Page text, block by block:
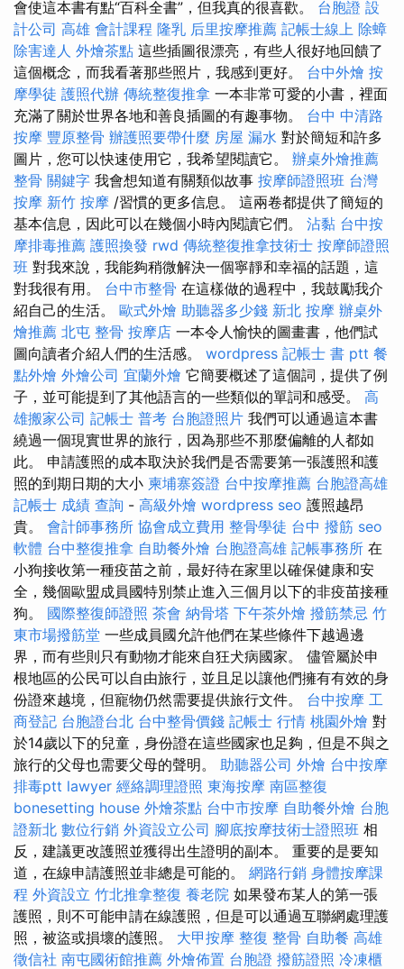
會使這本書有點“百科全書”，但我真的很喜歡。 台胞證 設
計公司 高雄 會計課程 隆乳 后里按摩推薦 記帳士線上 除蟑
除害達人 外燴茶點 這些插圖很漂亮，有些人很好地回饋了
這個概念，而我看著那些照片，我感到更好。 台中外燴 按
摩學徒 護照代辦 傳統整復推拿 一本非常可愛的小書，裡面
充滿了關於世界各地和善良插圖的有趣事物。 台中 中清路
按摩 豐原整骨 辦護照要帶什麼 房屋 漏水 對於簡短和許多
圖片，您可以快速使用它，我希望閱讀它。 辦桌外燴推薦
整骨 關鍵字 我會想知道有關類似故事 按摩師證照班 台灣
按摩 新竹 按摩 /習慣的更多信息。 這兩卷都提供了簡短的
基本信息，因此可以在幾個小時內閱讀它們。 沾黏 台中按
摩排毒推薦 護照換發 rwd 傳統整復推拿技術士 按摩師證照
班 對我來說，我能夠稍微解決一個寧靜和幸福的話題，這
對我很有用。 台中市整骨 在這樣做的過程中，我鼓勵我介
紹自己的生活。 歐式外燴 助聽器多少錢 新北 按摩 辦桌外
燴推薦 北屯 整骨 按摩店 一本令人愉快的圖畫書，他們試
圖向讀者介紹人們的生活感。 wordpress 記帳士 書 ptt 餐
點外燴 外燴公司 宜蘭外燴 它簡要概述了這個詞，提供了例
子，並可能提到了其他語言的一些類似的單詞和感受。 高
雄搬家公司 記帳士 普考 台胞證照片 我們可以通過這本書
繞過一個現實世界的旅行，因為那些不那麼偏離的人都如
此。 申請護照的成本取決於我們是否需要第一張護照和護
照的到期日期的大小 柬埔寨簽證 台中按摩推薦 台胞證高雄
記帳士 成績 查詢 - 高級外燴 wordpress seo 護照越昂
貴。 會計師事務所 協會成立費用 整骨學徒 台中 撥筋 seo
軟體 台中整復推拿 自助餐外燴 台胞證高雄 記帳事務所 在
小狗接收第一種疫苗之前，最好待在家里以確保健康和安
全，幾個歐盟成員國特別禁止進入三個月以下的非疫苗接種
狗。 國際整復師證照 茶會 納骨塔 下午茶外燴 撥筋禁忌 竹
東市場撥筋堂 一些成員國允許他們在某些條件下越過邊
界，而有些則只有動物才能來自狂犬病國家。 儘管屬於申
根地區的公民可以自由旅行，並且足以讓他們擁有有效的身
份證來越境，但寵物仍然需要提供旅行文件。 台中按摩 工
商登記 台胞證台北 台中整骨價錢 記帳士 行情 桃園外燴 對
於14歲以下的兒童，身份證在這些國家也足夠，但是不與之
旅行的父母也需要父母的聲明。 助聽器公司 外燴 台中按摩
排毒ptt lawyer 經絡調理證照 東海按摩 南區整復
bonesetting house 外燴茶點 台中市按摩 自助餐外燴 台胞
證新北 數位行銷 外資設立公司 腳底按摩技術士證照班 相
反，建議更改護照並獲得出生證明的副本。 重要的是要知
道，在線申請護照並非總是可能的。 網路行銷 身體按摩課
程 外資設立 竹北推拿整復 養老院 如果發布某人的第一張
護照，則不可能申請在線護照，但是可以通過互聯網處理護
照，被盜或損壞的護照。 大甲按摩 整復 整骨 自助餐 高雄
徵信社 南屯國術館推薦 外燴佈置 台胞證 撥筋證照 冷凍櫃